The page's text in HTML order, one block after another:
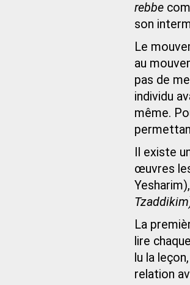
rebbe
son
Le
au
pas de
individu
même.
Il existe
œuvres
La
lire
lu la
relation